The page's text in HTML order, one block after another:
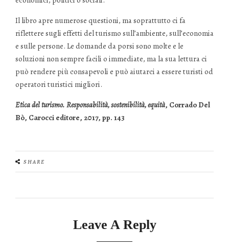
Il libro apre numerose questioni, ma soprattutto ci fa
riflettere sugli effetti del turismo sull’ambiente, sull’economia
e sulle persone. Le domande da porsi sono molte e le
soluzioni non sempre facili o immediate, ma la sua lettura ci
può rendere più consapevoli e può aiutarci a essere turisti od
operatori turistici migliori.
Etica del turismo. Responsabilità, sostenibilità, equità, Corrado Del
Bò, Carocci editore, 2017, pp. 143
SHARE
Leave A Reply